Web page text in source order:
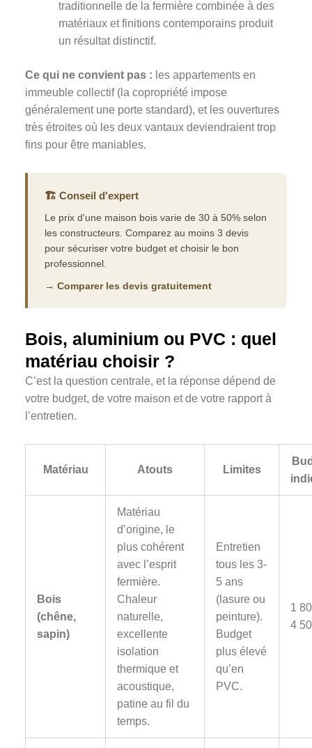
traditionnelle de la fermière combinée à des
matériaux et finitions contemporains produit
un résultat distinctif.
Ce qui ne convient pas : les appartements en
immeuble collectif (la copropriété impose
généralement une porte standard), et les ouvertures
très étroites où les deux vantaux deviendraient trop
fins pour être maniables.
🏗️ Conseil d'expert
Le prix d'une maison bois varie de 30 à 50% selon
les constructeurs. Comparez au moins 3 devis
pour sécuriser votre budget et choisir le bon
professionnel.
→ Comparer les devis gratuitement
Bois, aluminium ou PVC : quel
matériau choisir ?
C’est la question centrale, et la réponse dépend de
votre budget, de votre maison et de votre rapport à
l’entretien.
Matériau Atouts Limites
Bois
(chêne,
sapin)
Matériau
d’origine, le
plus cohérent
avec l’esprit
fermière.
Chaleur
naturelle,
excellente
isolation
thermique et
acoustique,
patine au fil du
temps.
Entretien
tous les 3-
5 ans
(lasure ou
peinture).
Budget
plus élevé
qu’en
PVC.
1
4